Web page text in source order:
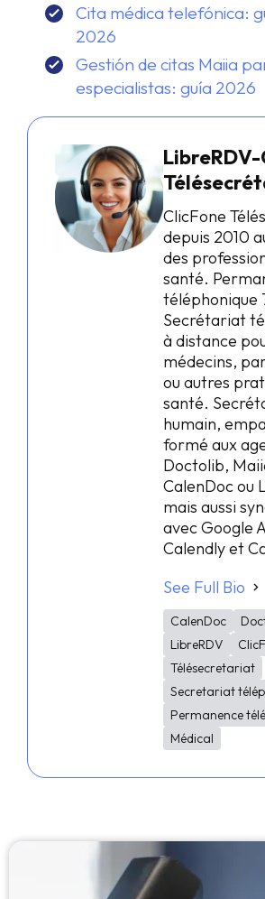
Cita médica telefónica:
2026
Gestión de citas Maiia
especialistas: guía 2026
ClicFone
depuis 2010
des
santé.
téléphonique
Secrétariat
à distance
médecins,
ou autres
santé.
humain,
formé aux
Doctolib,
CalenDoc ou
mais aussi
avec Google
Calendly et
See Full Bio
CalenDoc
LibreRDV
Télésecretariat
Secretariat
Permanence
Médical